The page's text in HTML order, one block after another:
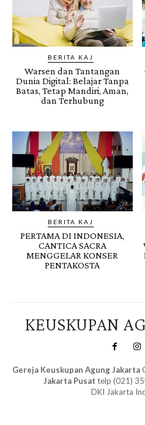
BERITA KAJ
Warsen dan Tantangan
Dunia Digital: Belajar Tanpa
Batas, Tetap Mandiri, Aman,
dan Terhubung
BERITA KAJ
PERTAMA DI INDONESIA,
CANTICA SACRA
MENGGELAR KONSER
PENTAKOSTA
KEUSKUPAN
Gereja Keuskupan Agung Jakarta
Jakarta Pusat telp (021)
DKI Jakarta